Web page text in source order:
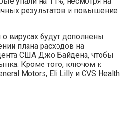
результатов и повышение
вирусах будут дополнены
плана расходов на
США Джо Байдена, чтобы
Кроме того, ключом к
Motors, Eli Lilly и CVS Health